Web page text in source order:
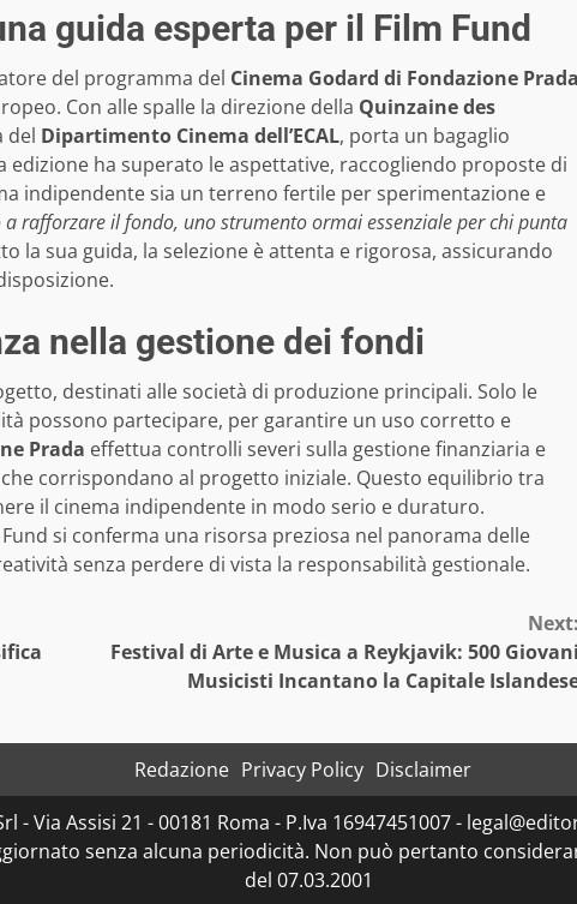
guida esperta per il Film Fund
del programma del Cinema Godard di Fondazione
Con alle spalle la direzione della Quinzaine des
del Dipartimento Cinema dell’ECAL, porta un bagaglio
ha superato le aspettative, raccogliendo proposte di
indipendente sia un terreno fertile per sperimentazione e
a rafforzare il fondo, uno strumento ormai essenziale per chi punta
la sua guida, la selezione è attenta e rigorosa, assicurando
nella gestione dei fondi
destinati alle società di produzione principali. Solo le
possono partecipare, per garantire un uso corretto e
Prada effettua controlli severi sulla gestione finanziaria e
corrispondano al progetto iniziale. Questo equilibrio tra
il cinema indipendente in modo serio e duraturo.
si conferma una risorsa preziosa nel panorama delle
senza perdere di vista la responsabilità gestionale.
Festival di Arte e Musica a Reykjavik: 500
Musicisti Incantano la Capitale
Redazione Privacy Policy Disclaimer
Via Assisi 21 - 00181 Roma - P.Iva 16947451007 -
senza alcuna periodicità. Non può pertanto
del 07.03.2001